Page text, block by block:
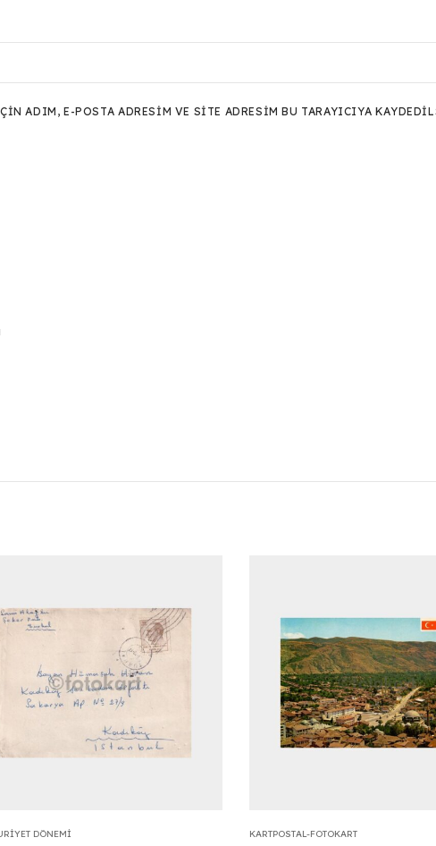
ADIM, E-POSTA ADRESIM VE SITE ADRESIM BU TARAYICIYA
DÖNEMI KARTPOSTAL-FOTOKART